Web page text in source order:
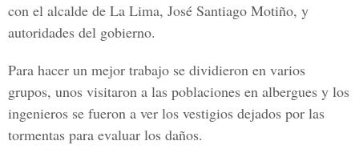
con el alcalde de La Lima, José Santiago Motiño, y
autoridades del gobierno.
Para hacer un mejor trabajo se dividieron en varios
grupos, unos visitaron a las poblaciones en albergues y los
ingenieros se fueron a ver los vestigios dejados por las
tormentas para evaluar los daños.